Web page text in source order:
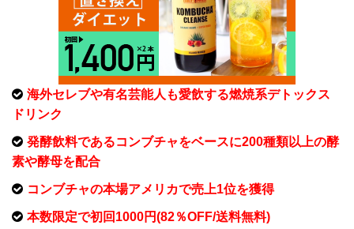
海外セレブや有名芸能人も愛飲する燃焼系デトックス
ドリンク
発酵飲料であるコンブチャをベースに200種類以上の酵
素や酵母を配合
コンブチャの本場アメリカで売上1位を獲得
本数限定で初回1000円(82％OFF/送料無料)